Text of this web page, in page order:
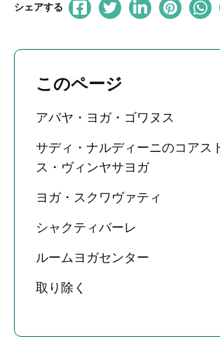
シェアする
このページ
アバヤ・ヨガ・ゴワヌス
サディ・ナルディーニのコアス
ス・ヴィンヤサヨガ
ヨガ・スクワヴァティ
シャクティバーレ
ルームヨガセンター
取り除く